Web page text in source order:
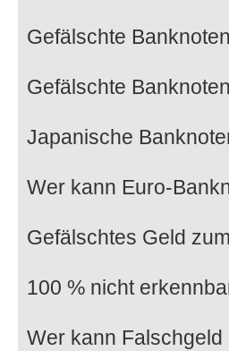
Gefälschte
Gefälschte
Japanische
Wer kann Euro-
Gefälschtes Geld
100 % nicht
Wer kann Falschgeld